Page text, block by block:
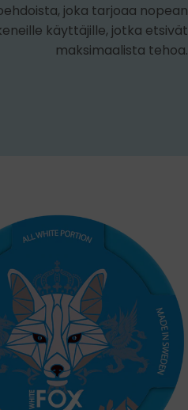
joka tarjoaa nopean
käyttäjille, jotka etsivät
maksimaalista tehoa.